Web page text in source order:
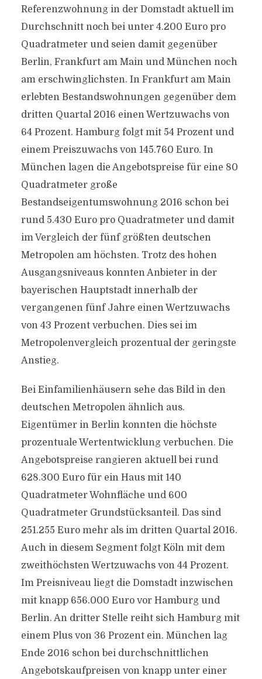
Referenzwohnung in der Domstadt aktuell im
Durchschnitt noch bei unter 4.200 Euro pro
Quadratmeter und seien damit gegenüber
Berlin, Frankfurt am Main und München noch
am erschwinglichsten. In Frankfurt am Main
erlebten Bestandswohnungen gegenüber dem
dritten Quartal 2016 einen Wertzuwachs von
64 Prozent. Hamburg folgt mit 54 Prozent und
einem Preiszuwachs von 145.760 Euro. In
München lagen die Angebotspreise für eine 80
Quadratmeter große
Bestandseigentumswohnung 2016 schon bei
rund 5.430 Euro pro Quadratmeter und damit
im Vergleich der fünf größten deutschen
Metropolen am höchsten. Trotz des hohen
Ausgangsniveaus konnten Anbieter in der
bayerischen Hauptstadt innerhalb der
vergangenen fünf Jahre einen Wertzuwachs
von 43 Prozent verbuchen. Dies sei im
Metropolenvergleich prozentual der geringste
Anstieg.
Bei Einfamilienhäusern sehe das Bild in den
deutschen Metropolen ähnlich aus.
Eigentümer in Berlin konnten die höchste
prozentuale Wertentwicklung verbuchen. Die
Angebotspreise rangieren aktuell bei rund
628.300 Euro für ein Haus mit 140
Quadratmeter Wohnfläche und 600
Quadratmeter Grundstücksanteil. Das sind
251.255 Euro mehr als im dritten Quartal 2016.
Auch in diesem Segment folgt Köln mit dem
zweithöchsten Wertzuwachs von 44 Prozent.
Im Preisniveau liegt die Domstadt inzwischen
mit knapp 656.000 Euro vor Hamburg und
Berlin. An dritter Stelle reiht sich Hamburg mit
einem Plus von 36 Prozent ein. München lag
Ende 2016 schon bei durchschnittlichen
Angebotskaufpreisen von knapp unter einer